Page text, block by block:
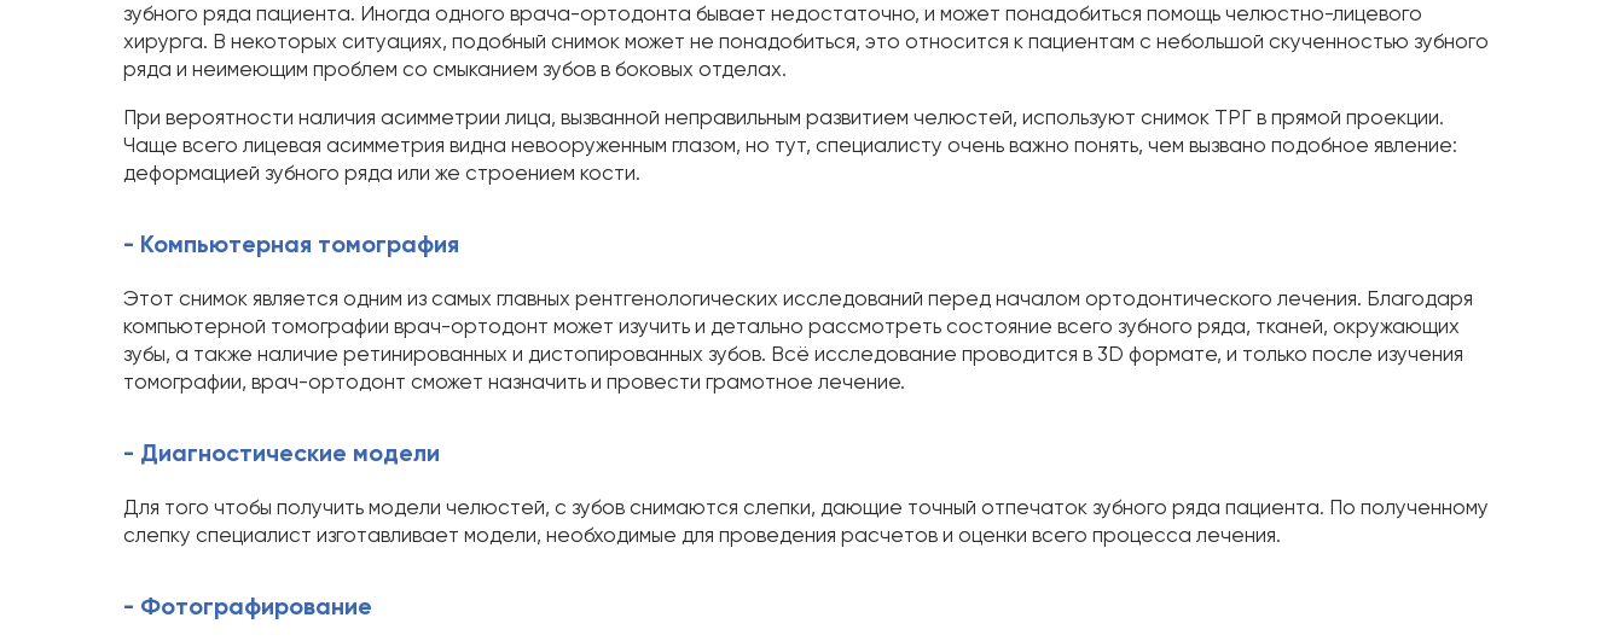
зубного ряда пациента. Иногда одного врача-ортодонта бывает недостаточно, и может понадобиться помощь челюстно-лицевого
хирурга. В некоторых ситуациях, подобный снимок может не понадобиться, это относится к пациентам с небольшой скученностью зубного
ряда и неимеющим проблем со смыканием зубов в боковых отделах.
При вероятности наличия асимметрии лица, вызванной неправильным развитием челюстей, используют снимок ТРГ в прямой проекции.
Чаще всего лицевая асимметрия видна невооруженным глазом, но тут, специалисту очень важно понять, чем вызвано подобное явление:
деформацией зубного ряда или же строением кости.
- Компьютерная томография
Этот снимок является одним из самых главных рентгенологических исследований перед началом ортодонтического лечения. Благодаря
компьютерной томографии врач-ортодонт может изучить и детально рассмотреть состояние всего зубного ряда, тканей, окружающих
зубы, а также наличие ретинированных и дистопированных зубов. Всё исследование проводится в 3D формате, и только после изучения
томографии, врач-ортодонт сможет назначить и провести грамотное лечение.
- Диагностические модели
Для того чтобы получить модели челюстей, с зубов снимаются слепки, дающие точный отпечаток зубного ряда пациента. По полученному
слепку специалист изготавливает модели, необходимые для проведения расчетов и оценки всего процесса лечения.
- Фотографирование